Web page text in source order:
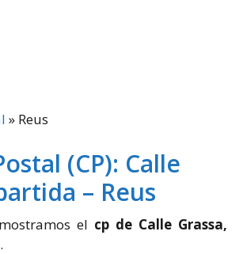
» Reus
(CP): Calle
– Reus
el cp de Calle Grassa,
.